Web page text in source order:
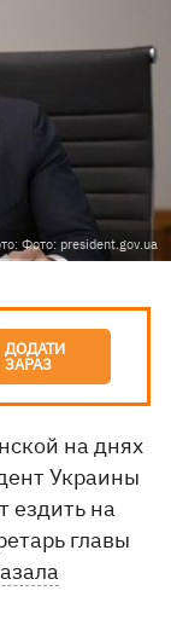
Фото: president.gov.ua
ДОДАТИ
ЗАРАЗ
на днях
Украины
ездить на
главы